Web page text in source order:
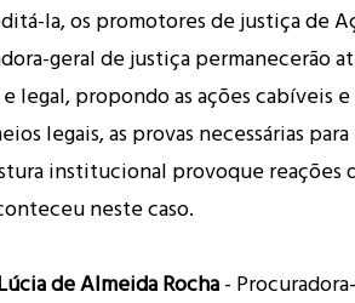
la, os promotores de justiça de
geral de justiça permanecerão
legal, propondo as ações cabíveis
legais, as provas necessárias
institucional provoque reações
neste caso.
de Almeida Rocha-